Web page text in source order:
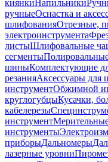
киянкиНапильники
ручныеОснастка и
шлифованияОтрезные,
электроинструмента
листыШлифовальные
сегменты
шиныКомплектующие
резанияАксессуары для
инструментОбжимной
круглогубцыКусачки,
кабелерезы
инструмент
инструменты
приборыДальномеры
лазерные уровни